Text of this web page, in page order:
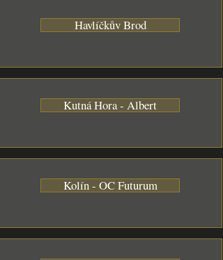
Havlíčkův Brod
Kutná Hora - Albert
Kolín - OC Futurum